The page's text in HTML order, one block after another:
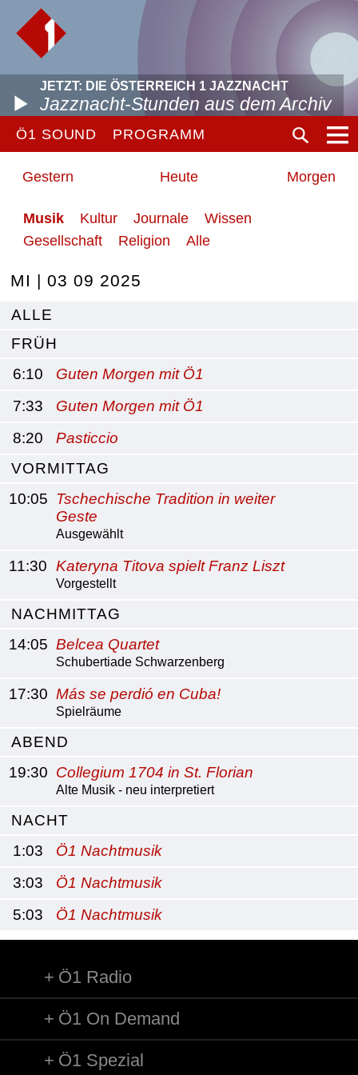
JETZT: DIE ÖSTERREICH 1 JAZZNACHT
Jazznacht-Stunden aus dem Archiv
Ö1 SOUND PROGRAMM
Gestern Heute Morgen
Musik Kultur Journale
Wissen
Gesellschaft
Religion Alle
MI | 03 09 2025
ALLE
FRÜH
6:10
Guten Morgen mit Ö1
7:33
Guten Morgen mit Ö1
8:20
Pasticcio
VORMITTAG
10:05 Tschechische Tradition in weiter
Geste
Ausgewählt
11:30 Kateryna Titova spielt Franz Liszt
Vorgestellt
NACHMITTAG
14:05 Belcea Quartet
Schubertiade Schwarzenberg
17:30 Más se perdió en Cuba!
Spielräume
ABEND
19:30 Collegium 1704 in St. Florian
Alte Musik - neu interpretiert
NACHT
1:03
Ö1 Nachtmusik
3:03
Ö1 Nachtmusik
5:03
Ö1 Nachtmusik
Ö1 Radio
Ö1 On Demand
Ö1 Spezial